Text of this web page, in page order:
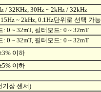
/ 32KHz, 30Hz ~ 2kHz / 32kHz
~ 2kHz, 0.1Hz단위로 선택 가능
: 0 ~ 32mT, 필터모드: 0 ~ 32mT
: 0 ~ 32mT, 필터모드: 0 ~ 32mT
이하
이하
기장 센서)